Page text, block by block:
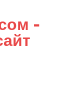
–